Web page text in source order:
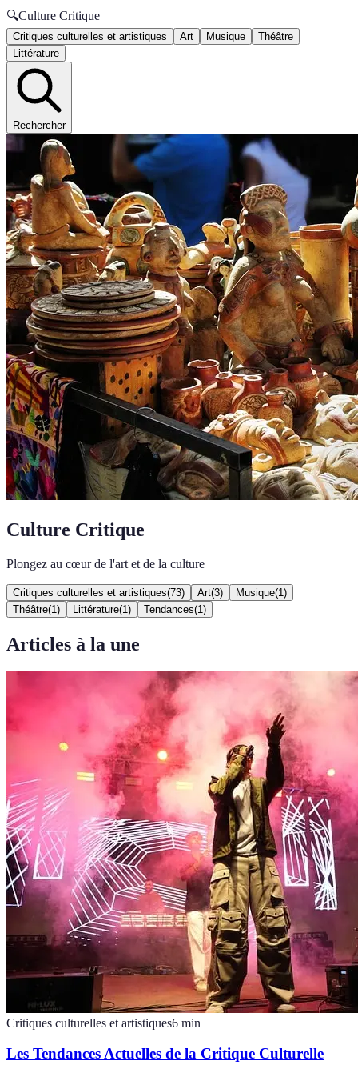
🔍Culture Critique
Critiques culturelles et artistiques Art Musique
Théâtre
Littérature
Rechercher
Culture Critique
Plongez au cœur de l'art et de la culture
Critiques culturelles et artistiques(73) Art(3) Musique(1 )
Théâtre(1 ) Littérature(1 ) Tendances(1 )
Articles à la une
Critiques culturelles et artistiques6 min
Les Tendances Actuelles de la Critique Culturelle